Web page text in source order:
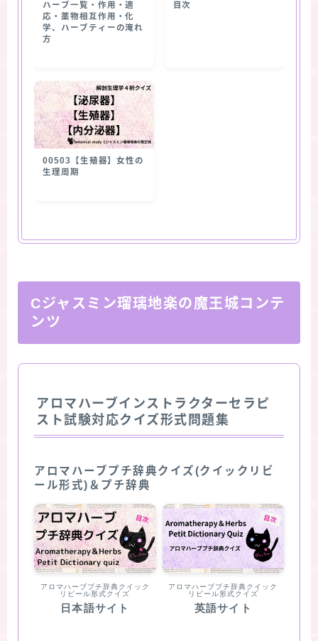
ハーブ一覧・作用・適
応・薬物相互作用・化
学、ハーブティーの淹れ
方
目次
00503【生殖器】女性の
生理周期
Cジャスミン瑠璃地楽の魔王城コンテ
ンツ
アロマハーブインストラクターセラピ
スト試験対応クイズ形式問題集
アロマハーブプチ辞典クイズ(クイックリビ
ール形式)＆プチ辞典
アロマハーブプチ辞典クイック
リビール形式クイズ
日本語サイト
アロマハーブプチ辞典クイック
リビール形式クイズ
英語サイト